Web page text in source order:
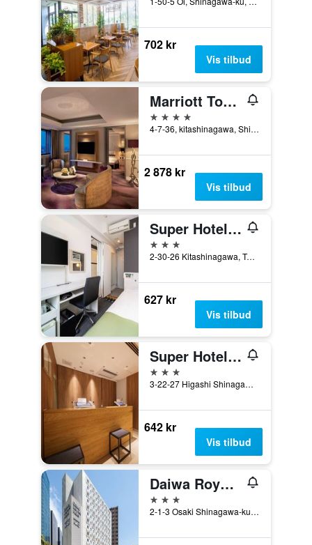
702 kr
Vis tilbud
Marriott Tokyo Hotel
4 stjerner
4-7-36, kitashinagawa, Shinagawa-ku, Tokyo, Japan
2 878 kr
Vis tilbud
Super Hotel Shinagawa Shinbanba
3 stjerner
2-30-26 Kitashinagawa, Tokyo, Japan
627 kr
Vis tilbud
Super Hotel Shinagawa Aomonoyokocho
3 stjerner
3-22-27 Higashi Shinagawa, Shinagawa, Tokyo, Japan
642 kr
Vis tilbud
Daiwa Roynet Hotel Tokyo Osaki
3 stjerner
2-1-3 Osaki Shinagawa-ku, Tokyo, Japan